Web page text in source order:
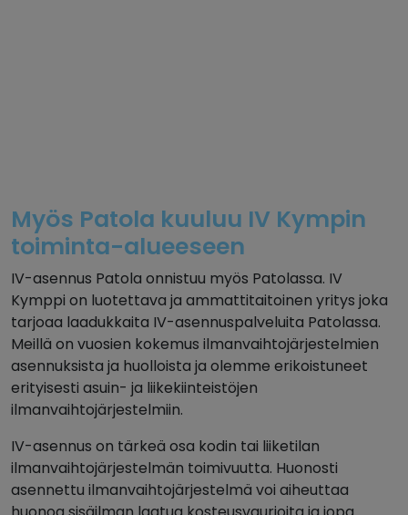
Myös Patola kuuluu IV Kympin
toiminta-alueeseen
IV-asennus Patola onnistuu myös Patolassa. IV
Kymppi on luotettava ja ammattitaitoinen yritys joka
tarjoaa laadukkaita IV-asennuspalveluita Patolassa.
Meillä on vuosien kokemus ilmanvaihtojärjestelmien
asennuksista ja huolloista ja olemme erikoistuneet
erityisesti asuin- ja liikekiinteistöjen
ilmanvaihtojärjestelmiin.
IV-asennus on tärkeä osa kodin tai liiketilan
ilmanvaihtojärjestelmän toimivuutta. Huonosti
asennettu ilmanvaihtojärjestelmä voi aiheuttaa